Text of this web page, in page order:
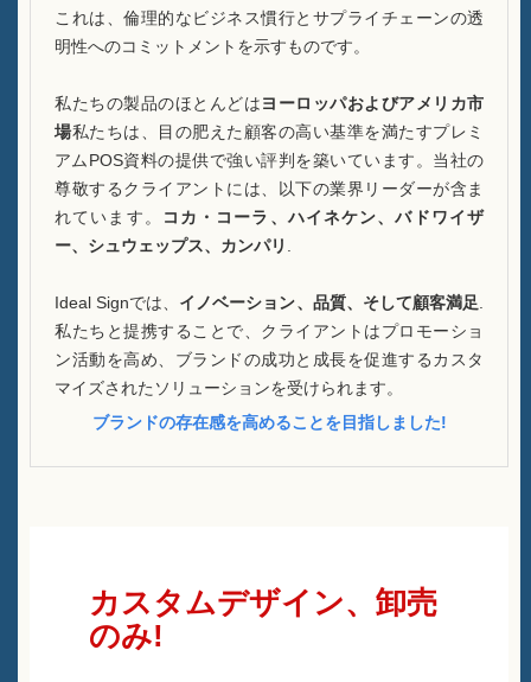
これは、倫理的なビジネス慣行とサプライチェーンの透
明性へのコミットメントを示すものです。
私たちの製品のほとんどはヨーロッパおよびアメリカ市
場私たちは、目の肥えた顧客の高い基準を満たすプレミ
アムPOS資料の提供で強い評判を築いています。当社の
尊敬するクライアントには、以下の業界リーダーが含ま
れています。
コカ・コーラ、ハイネケン、バドワイザ
ー、シュウェップス、カンパリ
Ideal Signでは、 イノベーション、品質、そして顧客満足
私たちと提携することで、クライアントはプロモーショ
ン活動を高め、ブランドの成功と成長を促進するカスタ
マイズされたソリューションを受けられます。
ブランドの存在感を高めることを目指しました!
カスタムデザイン、卸売
のみ!